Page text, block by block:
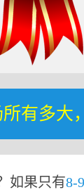
有多大
如果只有8-